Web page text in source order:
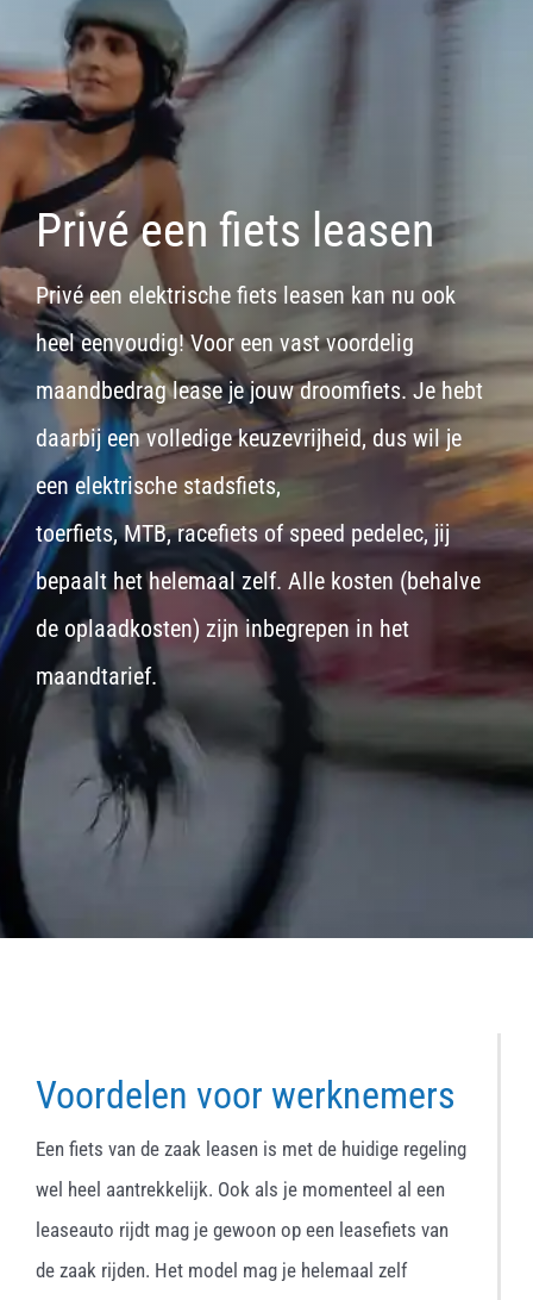
Privé een fiets leasen
Privé een elektrische fiets leasen kan nu ook
heel eenvoudig! Voor een vast voordelig
maandbedrag lease je jouw droomfiets. Je hebt
daarbij een volledige keuzevrijheid, dus wil je
eenelektrische stadsfiets,
toerfiets,MTB,racefietsof speed pedelec, jij
bepaalt het helemaal zelf. Alle kosten (behalve
de oplaadkosten) zijn inbegrepen in het
maandtarief.
Voordelen voor werknemers
Een fiets van de zaak leasen is met de huidige regeling
wel heel aantrekkelijk. Ook als je momenteel al een
leaseauto rijdt mag je gewoon op een leasefiets van
de zaak rijden. Het model mag je helemaal zelf